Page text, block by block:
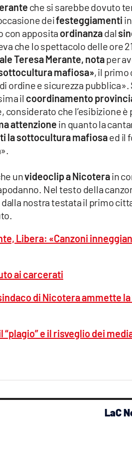
che si sarebbe dovuto
deifesteggiamenti
con apposita ordinanzadal
che lo spettacolo delle ore
Teresa Merante, notaper
mafiosa», il
ordine e sicurezza pubblica».
il coordinamento
che l’esibizione è
attenzione in quanto la
la sottocultura mafiosaed il
unvideoclip a Nicoterain
Nel testo della
dalla nostra testata il primo
Libera: «Canzoni
ai carcerati
di Nicotera ammette
e il risveglio dei
LaC